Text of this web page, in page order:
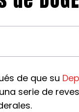
de que su
serie de